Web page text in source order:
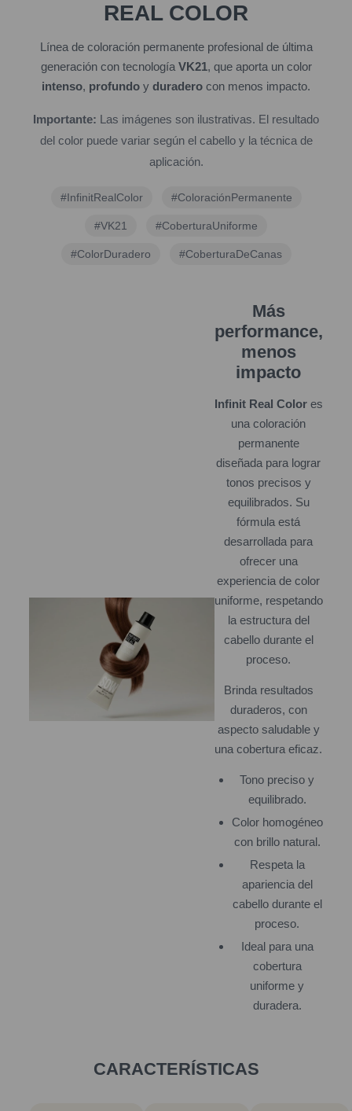
REAL COLOR
Línea de coloración permanente profesional de última
generación con tecnología VK21, que aporta un color
intenso, profundo y duradero con menos impacto.
Importante: Las imágenes son ilustrativas. El resultado
del color puede variar según el cabello y la técnica de
aplicación.
#InfinitRealColor #ColoraciónPermanente
#VK21 #CoberturaUniforme
#ColorDuradero #CoberturaDeCanas
Más
performance,
menos
impacto
Infinit Real Colores
una coloración
permanente
diseñada para lograr
tonos precisos y
equilibrados. Su
fórmula está
desarrollada para
ofrecer una
experiencia de color
uniforme, respetando
la estructura del
cabello durante el
proceso.
Brinda resultados
duraderos, con
aspecto saludable y
una cobertura eficaz.
Tono preciso y
equilibrado.
Color homogéneo
con brillo natural.
Respeta la
apariencia del
cabello durante el
proceso.
Ideal para una
cobertura
uniforme y
duradera.
CARACTERÍSTICAS